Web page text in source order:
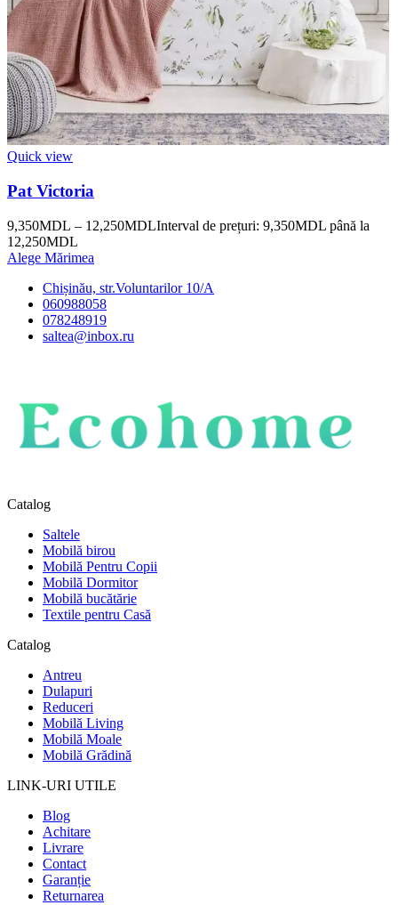
Quick view
Pat Victoria
9,350MDL – 12,250MDLInterval de prețuri: 9,350MDL până la
12,250MDL
Alege Mărimea
Chișinău, str.Voluntarilor 10/A
060988058
078248919
saltea@inbox.ru
Catalog
Saltele
Mobilă birou
Mobilă Pentru Copii
Mobilă Dormitor
Mobilă bucătărie
Textile pentru Casă
Catalog
Antreu
Dulapuri
Reduceri
Mobilă Living
Mobilă Moale
Mobilă Grădină
LINK-URI UTILE
Blog
Achitare
Livrare
Contact
Garanție
Returnarea